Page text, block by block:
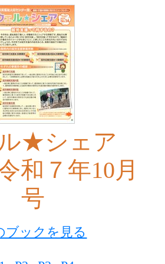
★シェア
７年10月
号
ブックを見る